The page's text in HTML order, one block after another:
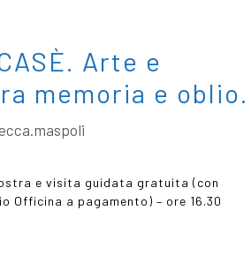
Arte e
memoria e oblio.
e visita guidata gratuita (con
Officina a pagamento) – ore 16.30